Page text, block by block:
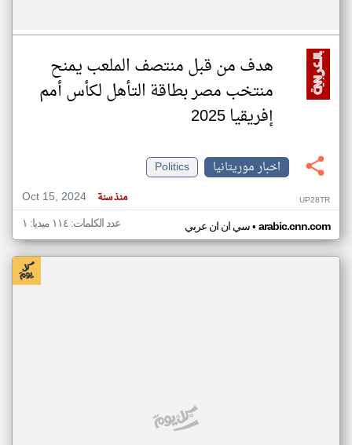
هدف من قبل منتصف الملعب يمنح
منتخب مصر بطاقة التأهل لكأس أمم
إفريقيا 2025
اخبار موريتانيا
Politics
Oct 15, 2024
منذ سنة UP28TR
سي ان ان عربي• arabic.cnn.com عدد الكلمات: ١١٤ ميديا: ١